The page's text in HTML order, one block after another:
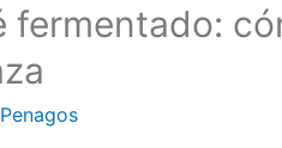
fermentado: